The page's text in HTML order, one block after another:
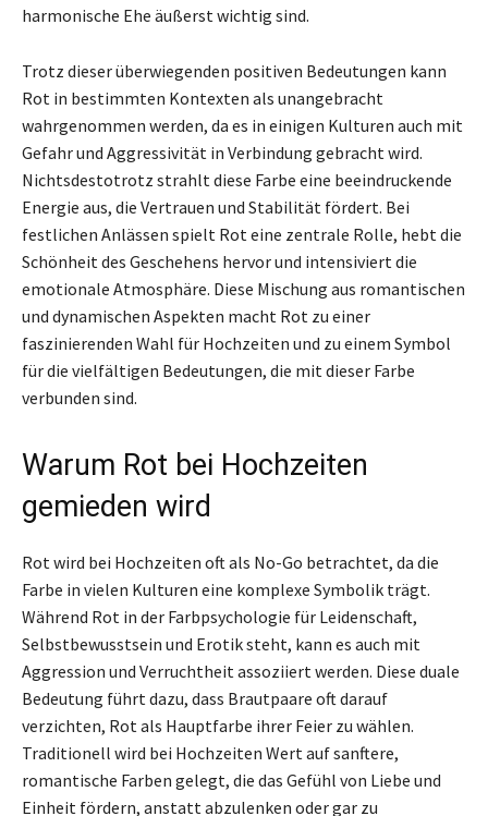
harmonische Ehe äußerst wichtig sind.
Trotz dieser überwiegenden positiven Bedeutungen kann
Rot in bestimmten Kontexten als unangebracht
wahrgenommen werden, da es in einigen Kulturen auch mit
Gefahr und Aggressivität in Verbindung gebracht wird.
Nichtsdestotrotz strahlt diese Farbe eine beeindruckende
Energie aus, die Vertrauen und Stabilität fördert. Bei
festlichen Anlässen spielt Rot eine zentrale Rolle, hebt die
Schönheit des Geschehens hervor und intensiviert die
emotionale Atmosphäre. Diese Mischung aus romantischen
und dynamischen Aspekten macht Rot zu einer
faszinierenden Wahl für Hochzeiten und zu einem Symbol
für die vielfältigen Bedeutungen, die mit dieser Farbe
verbunden sind.
Warum Rot bei Hochzeiten
gemieden wird
Rot wird bei Hochzeiten oft als No-Go betrachtet, da die
Farbe in vielen Kulturen eine komplexe Symbolik trägt.
Während Rot in der Farbpsychologie für Leidenschaft,
Selbstbewusstsein und Erotik steht, kann es auch mit
Aggression und Verruchtheit assoziiert werden. Diese duale
Bedeutung führt dazu, dass Brautpaare oft darauf
verzichten, Rot als Hauptfarbe ihrer Feier zu wählen.
Traditionell wird bei Hochzeiten Wert auf sanftere,
romantische Farben gelegt, die das Gefühl von Liebe und
Einheit fördern, anstatt abzulenken oder gar zu